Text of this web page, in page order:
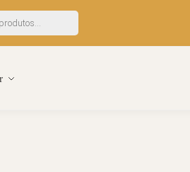
5% OFF em sua primeira compra